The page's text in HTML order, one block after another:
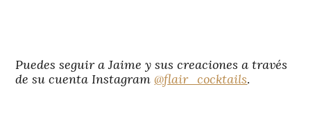
Puedes seguir a Jaime y sus creaciones a través
de su cuenta Instagram@flair_cocktails.